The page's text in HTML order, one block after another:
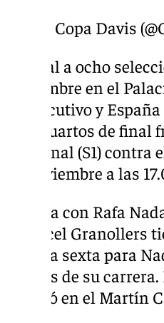
— Copa Davis
La final a ocho
noviembre en el
consecutivo y
h en cuartos de final
Semifinal (S1)
de noviembre a las
España con Rafa
y Marcel Granollers
sería la sexta para
albores de su
celebró en el Martín